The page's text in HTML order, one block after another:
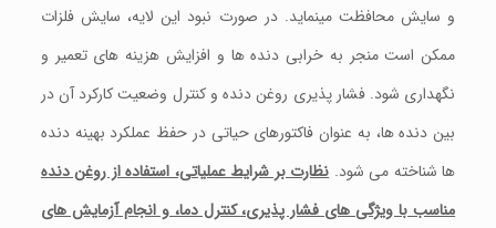
و سایش محافظت مینماید. در صورت نبود این لایه، سایش فلزات
ممکن است منجر به خرابی دنده‌ ها و افزایش هزینه‌ های تعمیر و
نگهداری شود. فشار پذیری روغن دنده و کنترل وضعیت کارکرد آن در
بین دنده‌ ها، به عنوان فاکتورهای حیاتی در حفظ عملکرد بهینه دنده‌
ها شناخته می‌ شود.نظارت بر شرایط عملیاتی، استفاده از روغن دنده
مناسب با ویژگی‌ های فشار پذیری، کنترل دما، و انجام آزمایش‌ های